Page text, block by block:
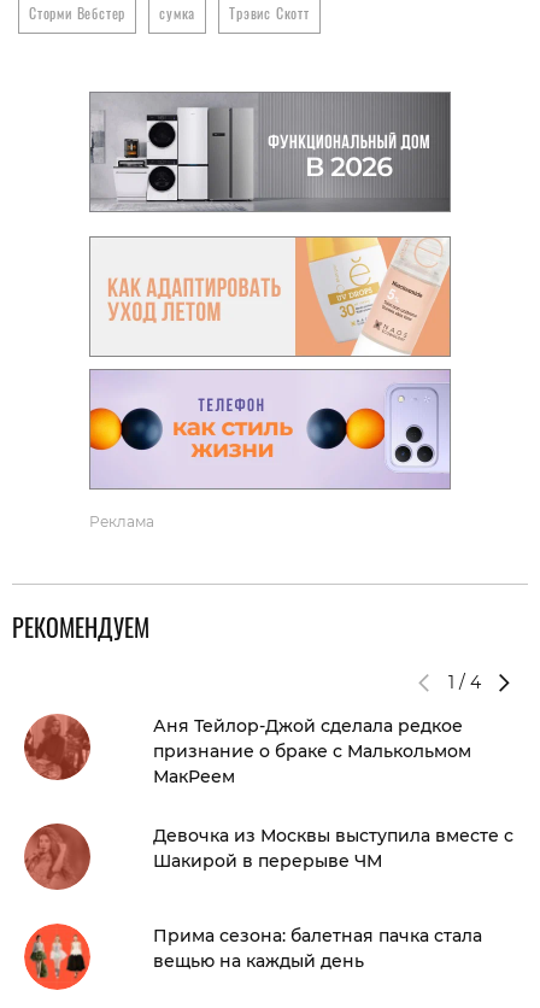
Сторми Вебстер сумка Трэвис Скотт
Реклама
РЕКОМЕНДУЕМ
1 / 4
Аня Тейлор-Джой сделала редкое
признание о браке с Малькольмом
МакРеем
Девочка из Москвы выступила вместе с
Шакирой в перерыве ЧМ
Прима сезона: балетная пачка стала
вещью на каждый день